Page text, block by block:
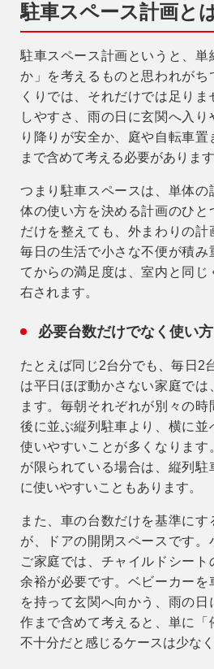
駐車スペース計画と
駐車スペース計画というと、単
か」を考えるものと思われがち
くりでは、それだけでは足り
しやすさ、雨の日に玄関へ入
り降りが安全か、庭や自転車
まで含めて考える必要があります
つまり駐車スペースは、単体の
体の使い方を決める計画のひと
だけを整えても、外まわりの計
毎日の生活で小さな不便が積み
てからの満足度は、室内と同じ
右されます。
必要台数だけでなく使い
たとえば同じ2台分でも、毎日2
は平日ほぼ動かさない家庭では
ます。毎朝それぞれが別々の
後に並ぶ縦列駐車より、横に並
使いやすいことが多くなります
が限られている場合は、縦列駐
に使いやすいこともあります。
また、車の台数だけを基準に
が、ドアの開閉スペースです。
ご家庭では、チャイルドシート
余裕が必要です。ベビーカーを
を持って玄関へ向かう、雨の日
作まで含めて考えると、単に「
不十分だと感じるケースは少なく